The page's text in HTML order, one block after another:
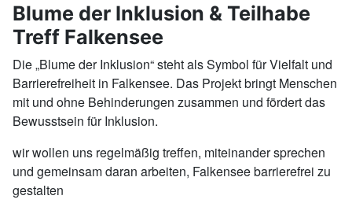
Blume der Inklusion & Teilhabe
Treff Falkensee
Die „Blume der Inklusion“ steht als Symbol für Vielfalt und
Barrierefreiheit in Falkensee. Das Projekt bringt Menschen
mit und ohne Behinderungen zusammen und fördert das
Bewusstsein für Inklusion.
wir wollen uns regelmäßig treffen, miteinander sprechen
und gemeinsam daran arbeiten, Falkensee barrierefrei zu
gestalten